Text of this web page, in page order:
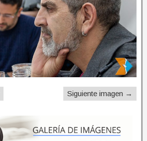
Siguiente imagen →